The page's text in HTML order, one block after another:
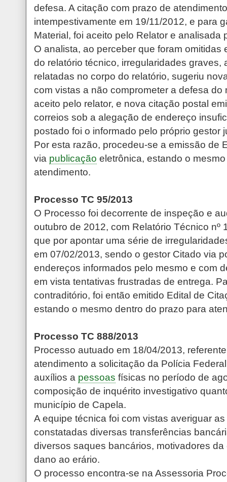
defesa. A citação com prazo de
intempestivamente em 19/11/2012, e para
Material, foi aceito pelo Relator e analisada
O analista, ao perceber que foram
do relatório técnico, irregularidades graves,
relatadas no corpo do relatório, sugeriu
com vistas a não comprometer a defesa do
aceito pelo relator, e nova citação postal
correios sob a alegação de endereço
postado foi o informado pelo próprio gestor
Por esta razão, procedeu-se a emissão de
via publicação eletrônica, estando o
atendimento.
Processo TC 95/2013
O Processo foi decorrente de inspeção e
outubro de 2012, com Relatório Técnico nº
que por apontar uma série de
em 07/02/2013, sendo o gestor Citado via
endereços informados pelo mesmo e com
em vista tentativas frustradas de entrega.
contraditório, foi então emitido Edital de
estando o mesmo dentro do prazo para
Processo TC 888/2013
Processo autuado em 18/04/2013,
atendimento a solicitação da Polícia
auxílios a pessoas físicas no período de
composição de inquérito investigativo
município de Capela.
A equipe técnica foi com vistas averiguar
constatadas diversas transferências
diversos saques bancários, motivadores
dano ao erário.
O processo encontra-se na Assessoria